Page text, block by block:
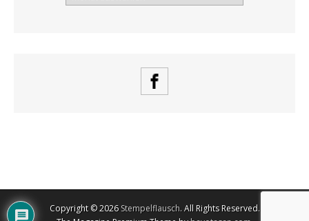
Copyright © 2026Stempelflausch. All Rights Reserved.